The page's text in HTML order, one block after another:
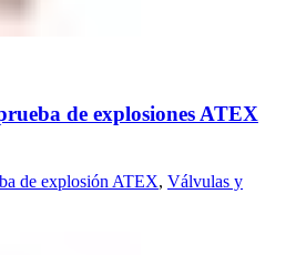
de explosiones ATEX
de explosión ATEX, Válvulas y